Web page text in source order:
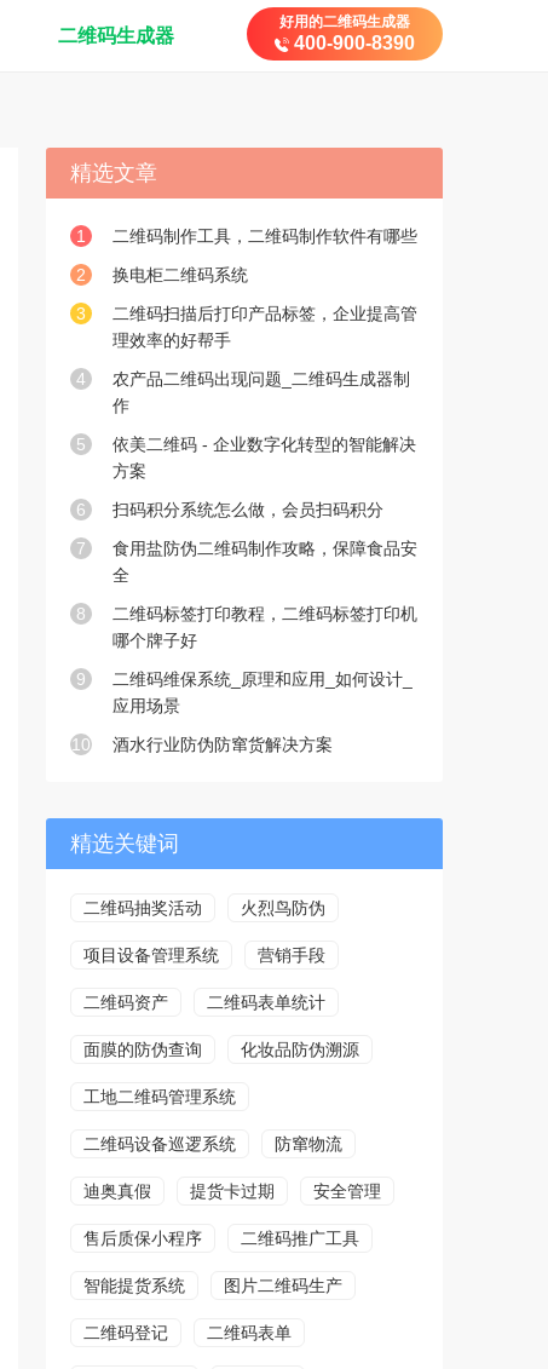
二维码生成器
好用的二维码生成器
400-900-8390
精选文章
1
二维码制作工具，二维码制作软件有哪些
2
换电柜二维码系统
3
二维码扫描后打印产品标签，企业提高管
理效率的好帮手
4
农产品二维码出现问题_二维码生成器制
作
5
依美二维码 - 企业数字化转型的智能解决
方案
6
扫码积分系统怎么做，会员扫码积分
7
食用盐防伪二维码制作攻略，保障食品安
全
8
二维码标签打印教程，二维码标签打印机
哪个牌子好
9
二维码维保系统_原理和应用_如何设计_
应用场景
10
酒水行业防伪防窜货解决方案
精选关键词
二维码抽奖活动 火烈鸟防伪
项目设备管理系统 营销手段
二维码资产 二维码表单统计
面膜的防伪查询 化妆品防伪溯源
工地二维码管理系统
二维码设备巡逻系统 防窜物流
迪奥真假 提货卡过期 安全管理
售后质保小程序 二维码推广工具
智能提货系统 图片二维码生产
二维码登记 二维码表单